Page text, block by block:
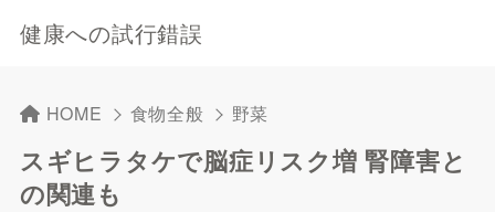
健康への試行錯誤
HOME 食物全般 野菜
スギヒラタケで脳症リスク増 腎障害と
の関連も